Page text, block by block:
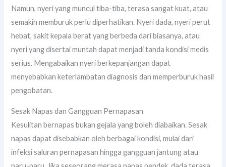
Namun, nyeri yang muncul tiba-tiba, terasa sangat kuat, atau
semakin memburuk perlu diperhatikan. Nyeri dada, nyeri perut
hebat, sakit kepala berat yang berbeda dari biasanya, atau
nyeri yang disertai muntah dapat menjadi tanda kondisi medis
serius. Mengabaikan nyeri berkepanjangan dapat
menyebabkan keterlambatan diagnosis dan memperburuk hasil
pengobatan.
Sesak Napas dan Gangguan Pernapasan
Kesulitan bernapas bukan gejala yang boleh diabaikan. Sesak
napas dapat disebabkan oleh berbagai kondisi, mulai dari
infeksi saluran pernapasan hingga gangguan jantung atau